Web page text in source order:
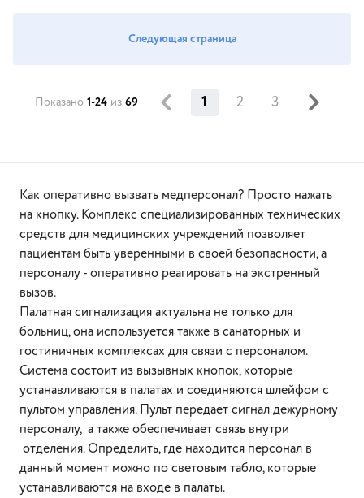
Следующая страница
Показано 1-24 из 69 1 2 3
Как оперативно вызвать медперсонал? Просто нажать
на кнопку. Комплекс специализированных технических
средств для медицинских учреждений позволяет
пациентам быть уверенными в своей безопасности, а
персоналу - оперативно реагировать на экстренный
вызов.
Палатная сигнализация актуальна не только для
больниц, она используется также в санаторных и
гостиничных комплексах для связи с персоналом.
Система состоит из вызывных кнопок, которые
устанавливаются в палатах и соединяются шлейфом с
пультом управления. Пульт передает сигнал дежурному
персоналу, а также обеспечивает связь внутри
отделения. Определить, где находится персонал в
данный момент можно по световым табло, которые
устанавливаются на входе в палаты.